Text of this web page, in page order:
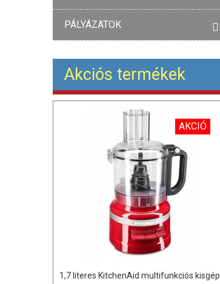
PÁLYÁZATOK
Akciós termékek
AKCIÓ
1,7 literes KitchenAid multifunkciós kisgép